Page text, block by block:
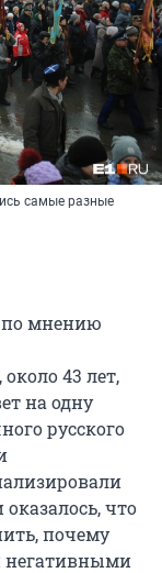
самые разные
по мнению
43 лет,
на одну
русского
что
почему
негативными